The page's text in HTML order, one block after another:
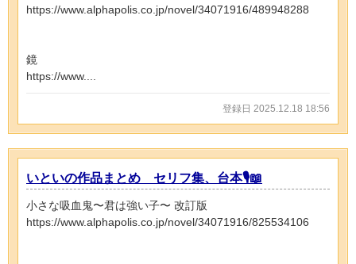
https://www.alphapolis.co.jp/novel/34071916/489948288
鏡
https://www....
登録日 2025.12.18 18:56
いといの作品まとめ セリフ集、台本🎙️📖
小さな吸血鬼〜君は強い子〜 改訂版
https://www.alphapolis.co.jp/novel/34071916/825534106